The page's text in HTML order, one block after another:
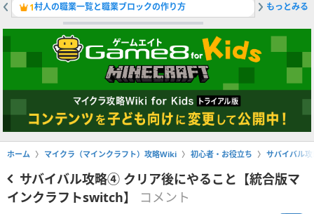
1村人の職業一覧と職業ブロックの作り方 2最新ア
もっとみる
ホーム マイクラ（マインクラフト）攻略Wiki 初心者・お役立ち サバイバル
サバイバル攻略④ クリア後にやること【統合版マ
インクラフトswitch】
コメント